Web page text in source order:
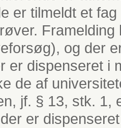
er tilmeldt et
og der
er dispenseret i
de af
jf. § 13, stk.
er